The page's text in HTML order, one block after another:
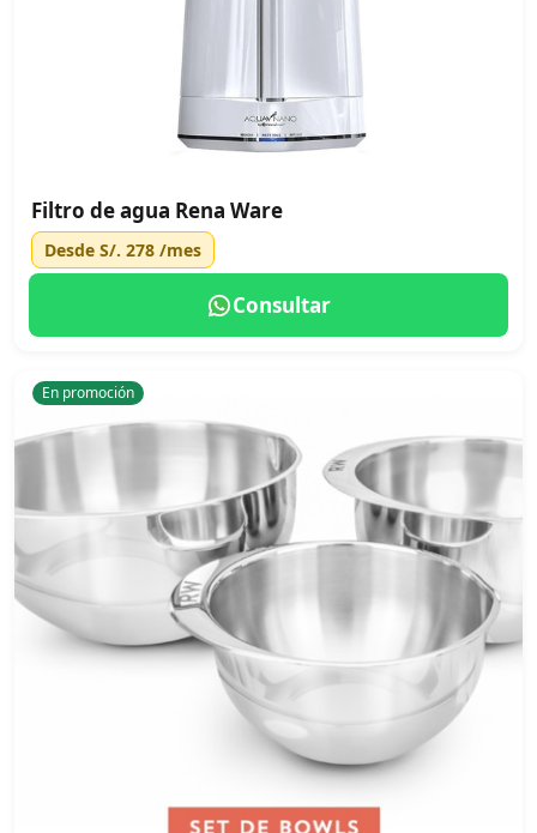
Filtro de agua Rena Ware
Desde S/. 278 /mes
Consultar
En promoción